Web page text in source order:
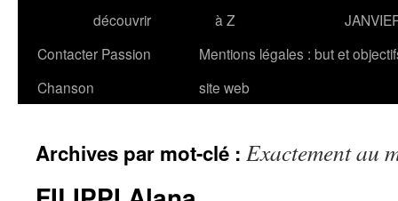
découvrir
à Z
Contacter Passion
Chanson
Mentions légales : but et
site web
Archives par mot-clé : Exactement au